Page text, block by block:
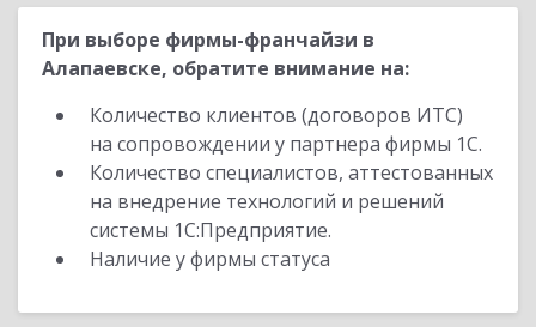
При выборе фирмы-франчайзи в
Алапаевске, обратите внимание на:
Количество клиентов (договоров ИТС)
на сопровождении у партнера фирмы 1С.
Количество специалистов, аттестованных
на внедрение технологий и решений
системы 1С:Предприятие.
Наличие у фирмы статуса